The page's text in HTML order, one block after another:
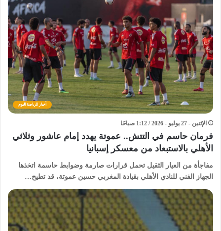
أخبار الرياضة اليوم
الإثنين - 27 يوليو - 2026 / 1:12 صباحًا
فرمان حاسم في التتش.. عموتة يهدد إمام عاشور وثلاثي
الأهلي بالاستبعاد من معسكر إسبانيا
مفاجأة من العيار الثقيل تحمل قرارات صارمة وضوابط حاسمة اتخذها
الجهاز الفني للنادي الأهلي بقيادة المغربي حسين عموتة، قد تطيح…